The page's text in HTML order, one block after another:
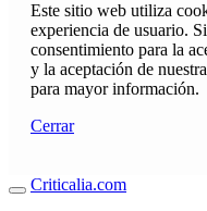
Este sitio web utiliza
experiencia de usuario.
consentimiento para la
y la aceptación de nuestra
para mayor información.
Cerrar
Criticalia.com